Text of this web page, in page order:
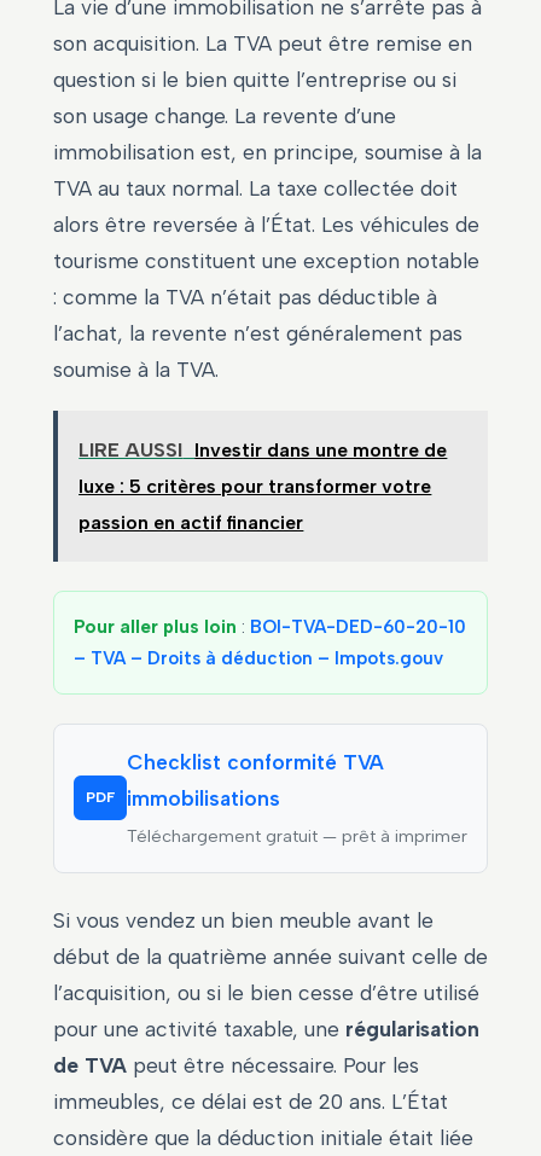
La vie d’une immobilisation ne s’arrête pas à
son acquisition. La TVA peut être remise en
question si le bien quitte l’entreprise ou si
son usage change. La revente d’une
immobilisation est, en principe, soumise à la
TVA au taux normal. La taxe collectée doit
alors être reversée à l’État. Les véhicules de
tourisme constituent une exception notable
: comme la TVA n’était pas déductible à
l’achat, la revente n’est généralement pas
soumise à la TVA.
LIRE AUSSI Investir dans une montre de
luxe : 5 critères pour transformer votre
passion en actif financier
Pour aller plus loin : BOI-TVA-DED-60-20-10
– TVA – Droits à déduction – Impots.gouv
PDF
Checklist conformité TVA
immobilisations
Téléchargement gratuit — prêt à imprimer
Si vous vendez un bien meuble avant le
début de la quatrième année suivant celle de
l’acquisition, ou si le bien cesse d’être utilisé
pour une activité taxable, une régularisation
de TVA peut être nécessaire. Pour les
immeubles, ce délai est de 20 ans. L’État
considère que la déduction initiale était liée